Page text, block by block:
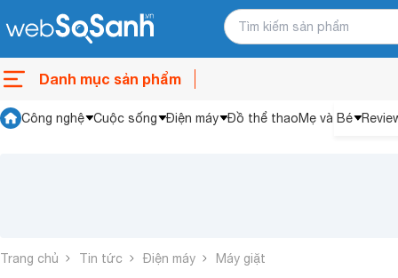
Danh mục sản phẩm
Công nghệ Cuộc sống Điện máy Đồ thể thaoMẹ và Bé
Trang chủ Tin tức Điện máy Máy giặt